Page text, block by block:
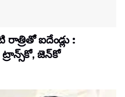
రాత్రితో ఐదేండ్లు :
ట్రాన్స్‌కో, జెన్‌కో